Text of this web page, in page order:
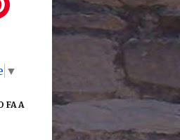
▼
FA A